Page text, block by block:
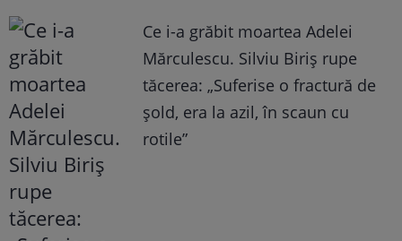
Ce i-a grăbit moartea Adelei
Mărculescu. Silviu Biriș rupe
tăcerea: „Suferise o fractură de
șold, era la azil, în scaun cu
rotile”